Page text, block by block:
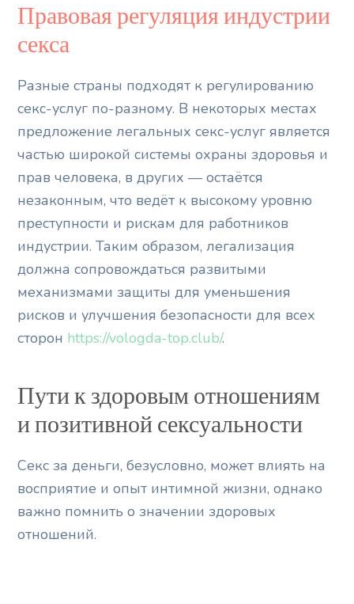
Правовая регуляция индустрии
секса
Разные страны подходят к регулированию
секс-услуг по-разному. В некоторых местах
предложение легальных секс-услуг является
частью широкой системы охраны здоровья и
прав человека, в других — остаётся
незаконным, что ведёт к высокому уровню
преступности и рискам для работников
индустрии. Таким образом, легализация
должна сопровождаться развитыми
механизмами защиты для уменьшения
рисков и улучшения безопасности для всех
сторон https://vologda-top.club/.
Пути к здоровым отношениям
и позитивной сексуальности
Секс за деньги, безусловно, может влиять на
восприятие и опыт интимной жизни, однако
важно помнить о значении здоровых
отношений.